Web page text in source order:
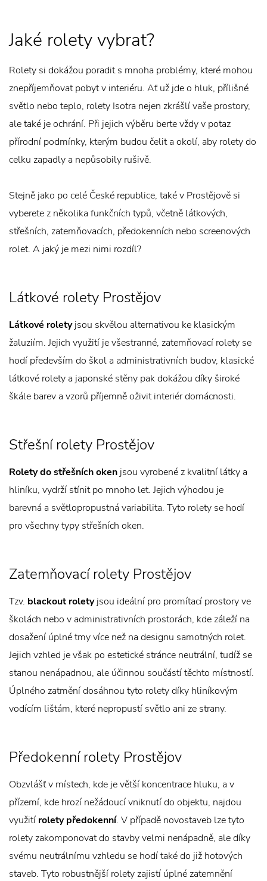
Jaké rolety vybrat?
Rolety si dokážou poradit s mnoha problémy, které mohou
znepříjemňovat pobyt v interiéru. Ať už jde o hluk, přílišné
světlo nebo teplo, rolety Isotra nejen zkrášlí vaše prostory,
ale také je ochrání. Při jejich výběru berte vždy v potaz
přírodní podmínky, kterým budou čelit a okolí, aby rolety do
celku zapadly a nepůsobily rušivě.
Stejně jako po celé České republice, také v Prostějově si
vyberete z několika funkčních typů, včetně látkových,
střešních, zatemňovacích, předokenních nebo screenových
rolet. A jaký je mezi nimi rozdíl?
Látkové rolety Prostějov
Látkové roletyjsou skvělou alternativou ke klasickým
žaluziím. Jejich využití je všestranné, zatemňovací rolety se
hodí především do škol a administrativních budov, klasické
látkové rolety a japonské stěny pak dokážou díky široké
škále barev a vzorů příjemně oživit interiér domácnosti.
Střešní rolety Prostějov
Rolety do střešních oken jsou vyrobené z kvalitní látky a
hliníku, vydrží stínit po mnoho let. Jejich výhodou je
barevná a světlopropustná variabilita. Tyto rolety se hodí
pro všechny typy střešních oken.
Zatemňovací rolety Prostějov
Tzv. blackout roletyjsou ideální pro promítací prostory ve
školách nebo v administrativních prostorách, kde záleží na
dosažení úplné tmy více než na designu samotných rolet.
Jejich vzhled je však po estetické stránce neutrální, tudíž se
stanou nenápadnou, ale účinnou součástí těchto místností.
Úplného zatmění dosáhnou tyto rolety díky hliníkovým
vodícím lištám, které nepropustí světlo ani ze strany.
Předokenní rolety Prostějov
Obzvlášť v místech, kde je větší koncentrace hluku, a v
přízemí, kde hrozí nežádoucí vniknutí do objektu, najdou
využití rolety předokenní. V případě novostaveb lze tyto
rolety zakomponovat do stavby velmi nenápadně, ale díky
svému neutrálnímu vzhledu se hodí také do již hotových
staveb. Tyto robustnější rolety zajistí úplné zatemnění